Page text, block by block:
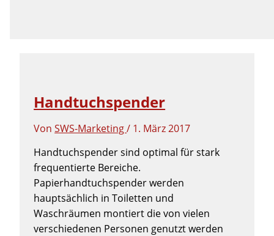
Handtuchspender
VonSWS-Marketing/ 1. März 2017
Handtuchspender sind optimal für stark
frequentierte Bereiche.
Papierhandtuchspender werden
hauptsächlich in Toiletten und
Waschräumen montiert die von vielen
verschiedenen Personen genutzt werden